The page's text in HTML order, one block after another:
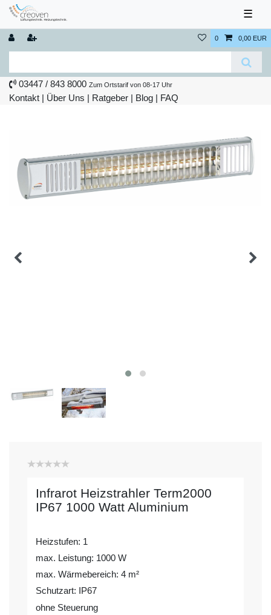
☰
0 0,00 EUR
03447 / 843 8000 Zum Ortstarif von 08-17 Uhr
Kontakt | Über Uns | Ratgeber | Blog | FAQ
Infrarot Heizstrahler Term2000
IP67 1000 Watt Aluminium
Heizstufen: 1
max. Leistung: 1000 W
max. Wärmebereich: 4 m²
Schutzart: IP67
ohne Steuerung